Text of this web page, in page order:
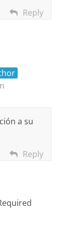
Reply
a su
Reply